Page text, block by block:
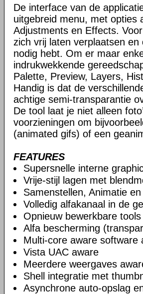
De interface van de
uitgebreid menu, met opties
Adjustments en Effects.
zich vrij laten verplaatsen
nodig hebt. Om er maar
indrukwekkende
Palette, Preview, Layers,
Handig is dat de
achtige semi-transparantie
De tool laat je niet alleen
voorzieningen om
(animated gifs) of een
FEATURES
Supersnelle interne
Vrije-stijl lagen met
Samenstellen, Animatie
Volledig alfakanaal in de
Opnieuw bewerkbare
Alfa bescherming
Multi-core aware software
Vista UAC aware
Meerdere weergaves
Shell integratie met
Asynchrone auto-opslag